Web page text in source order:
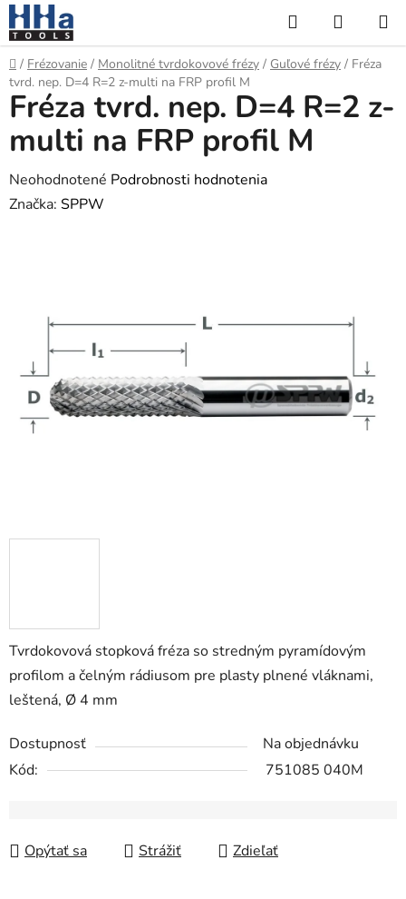
Prejsť
na
obsah
Hľadať
KOŠÍK
Domov
/ Frézovanie / Monolitné tvrdokovové frézy / Guľové frézy / Fréza
tvrd. nep. D=4 R=2 z-multi na FRP profil M
Tvrdokovová stopková fréza so stredným pyramídovým
profilom a čelným rádiusom pre plasty plnené vláknami,
leštená, Ø 4 mm
Dostupnosť
Na objednávku
Kód:
751085 040M
Opýtať sa Strážiť Zdieľať
Fréza tvrd. nep. D=4 R=2 z-
multi na FRP profil M
Priemerné
hodnotenie
hviezdičiek.
Neohodnotené Podrobnosti hodnotenia
Značka: SPPW